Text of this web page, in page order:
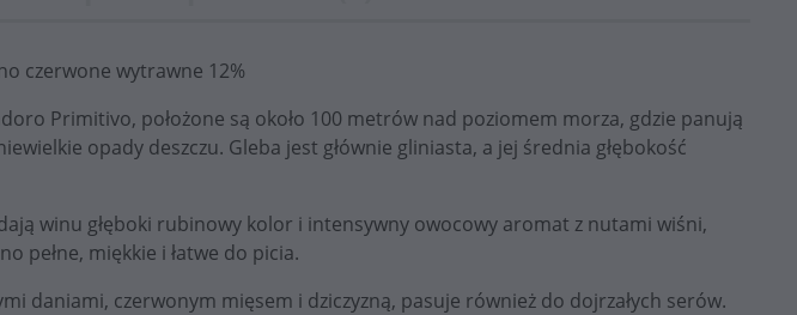
czerwone wytrawne 12%
Primitivo, położone są około 100 metrów nad poziomem morza, gdzie panują
opady deszczu. Gleba jest głównie gliniasta, a jej średnia głębokość
winu głęboki rubinowy kolor i intensywny owocowy aromat z nutami wiśni,
pełne, miękkie i łatwe do picia.
daniami, czerwonym mięsem i dziczyzną, pasuje również do dojrzałych serów.